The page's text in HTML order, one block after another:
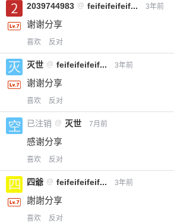
2039744983 @ feifeifeifeif... 3年前
谢谢分享
喜欢 反对
灭世 @ feifeifeifeif... 3年前
谢谢分享
喜欢 反对
已注销 @ 灭世 7月前
感谢分享
喜欢 反对
四爺 @ feifeifeifeif... 3年前
謝謝分享
喜欢 反对